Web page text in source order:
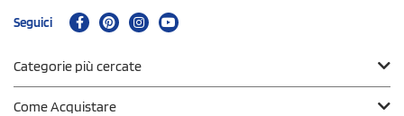
Seguici
Categorie più cercate
Come Acquistare